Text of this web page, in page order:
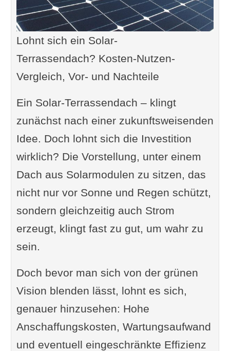
Lohnt sich ein Solar-
Terrassendach? Kosten-Nutzen-
Vergleich, Vor- und Nachteile
Ein Solar-Terrassendach – klingt
zunächst nach einer zukunftsweisenden
Idee. Doch lohnt sich die Investition
wirklich? Die Vorstellung, unter einem
Dach aus Solarmodulen zu sitzen, das
nicht nur vor Sonne und Regen schützt,
sondern gleichzeitig auch Strom
erzeugt, klingt fast zu gut, um wahr zu
sein.
Doch bevor man sich von der grünen
Vision blenden lässt, lohnt es sich,
genauer hinzusehen: Hohe
Anschaffungskosten, Wartungsaufwand
und eventuell eingeschränkte Effizienz